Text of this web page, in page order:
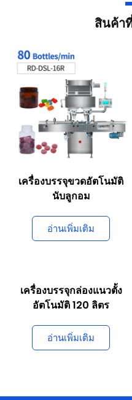
สินค้า
เครื่องบรรจุขวดอัตโนมัติ
นับลูกอม
อ่านเพิ่มเติม
เครื่องบรรจุกล่องแนวตั้ง
อัตโนมัติ 120 ลิตร
อ่านเพิ่มเติม